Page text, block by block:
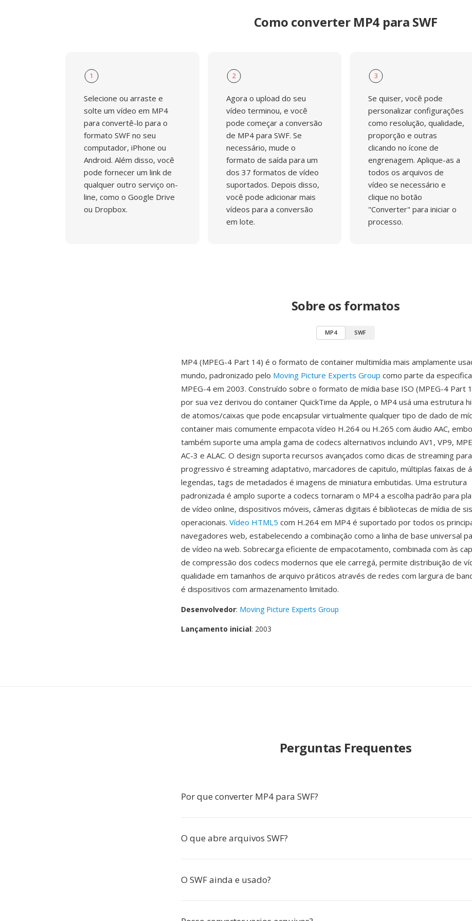
Como converter MP4 para SWF
1
Selecione ou arraste e
solte um vídeo em MP4
para convertê-lo para o
formato SWF no seu
computador, iPhone ou
Android. Além disso, você
pode fornecer um link de
qualquer outro serviço on-
line, como o Google Drive
ou Dropbox.
2
Agora o upload do seu
vídeo terminou, e você
pode começar a conversão
de MP4 para SWF. Se
necessário, mude o
formato de saída para um
dos 37 formatos de vídeo
suportados. Depois disso,
você pode adicionar mais
vídeos para a conversão
em lote.
3
Se quiser, você pode
personalizar configurações
como resolução, qualidade,
proporção e outras
clicando no ícone de
engrenagem. Aplique-as a
todos os arquivos de
vídeo se necessário e
clique no botão
"Converter" para iniciar o
processo.
Sobre os formatos
MP4 SWF
MP4 (MPEG-4 Part 14) é o formato de container multimídia mais amplamente
mundo, padronizado pelo Moving Picture Experts Group como parte da
MPEG-4 em 2003. Construído sobre o formato de mídia base ISO (MPEG-4 Part
por sua vez derivou do container QuickTime da Apple, o MP4 usá uma estrutura
de atomos/caixas que pode encapsular virtualmente qualquer tipo de dado de
container mais comumente empacota vídeo H.264 ou H.265 com áudio AAC,
também suporte uma ampla gama de codecs alternativos incluindo AV1, VP9,
AC-3 e ALAC. O design suporta recursos avançados como dicas de streaming
progressivo é streaming adaptativo, marcadores de capitulo, múltiplas faixas de
legendas, tags de metadados é imagens de miniatura embutidas. Uma estrutura
padronizada é amplo suporte a codecs tornaram o MP4 a escolha padrão para
de vídeo online, dispositivos móveis, câmeras digitais é bibliotecas de mídia de
operacionais. Vídeo HTML5 com H.264 em MP4 é suportado por todos os
navegadores web, estabelecendo a combinação como a linha de base universal
de vídeo na web. Sobrecarga eficiente de empacotamento, combinada com às
de compressão dos codecs modernos que ele carregá, permite distribuição de
qualidade em tamanhos de arquivo práticos através de redes com largura de
é dispositivos com armazenamento limitado.
Desenvolvedor: Moving Picture Experts Group
Lançamento inicial: 2003
Perguntas Frequentes
Por que converter MP4 para SWF?
O que abre arquivos SWF?
O SWF ainda e usado?